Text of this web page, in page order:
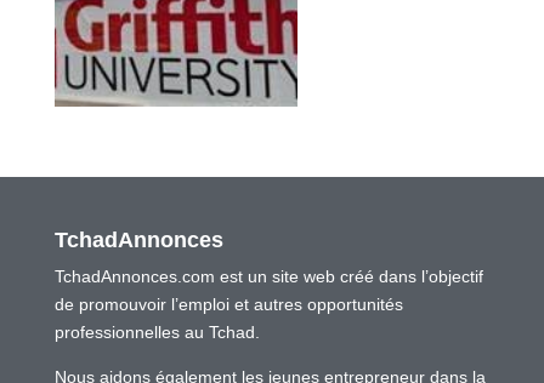
TchadAnnonces
TchadAnnonces.com est un site web créé dans l’objectif
de promouvoir l’emploi et autres opportunités
professionnelles au Tchad.
Nous aidons également les jeunes entrepreneur dans la